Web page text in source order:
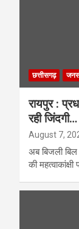
छत्तीसगढ़
रायपुर :
रही जिंदगी…
August 7,
अब बिजली
की